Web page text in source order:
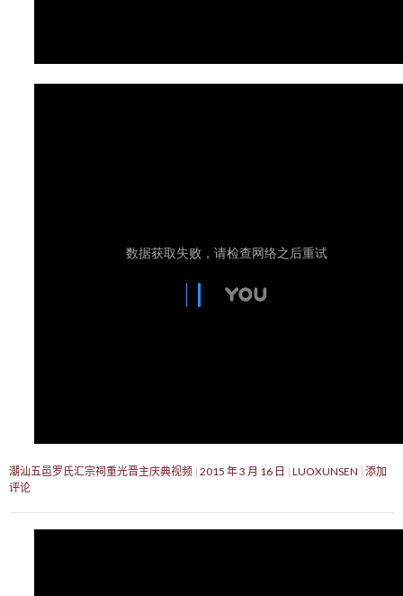
潮汕五邑罗氏汇宗祠重光晋主庆典视频 2015 年 3 月 16 日 LUOXUNSEN 添加
评论